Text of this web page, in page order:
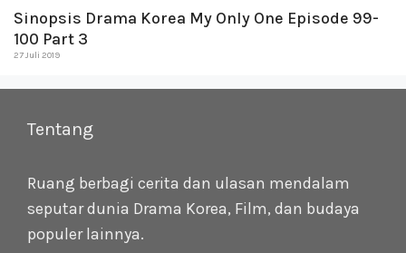
Sinopsis Drama Korea My Only One Episode 99-
100 Part 3
27 Juli 2019
Tentang
Ruang berbagi cerita dan ulasan mendalam
seputar dunia Drama Korea, Film, dan budaya
populer lainnya.